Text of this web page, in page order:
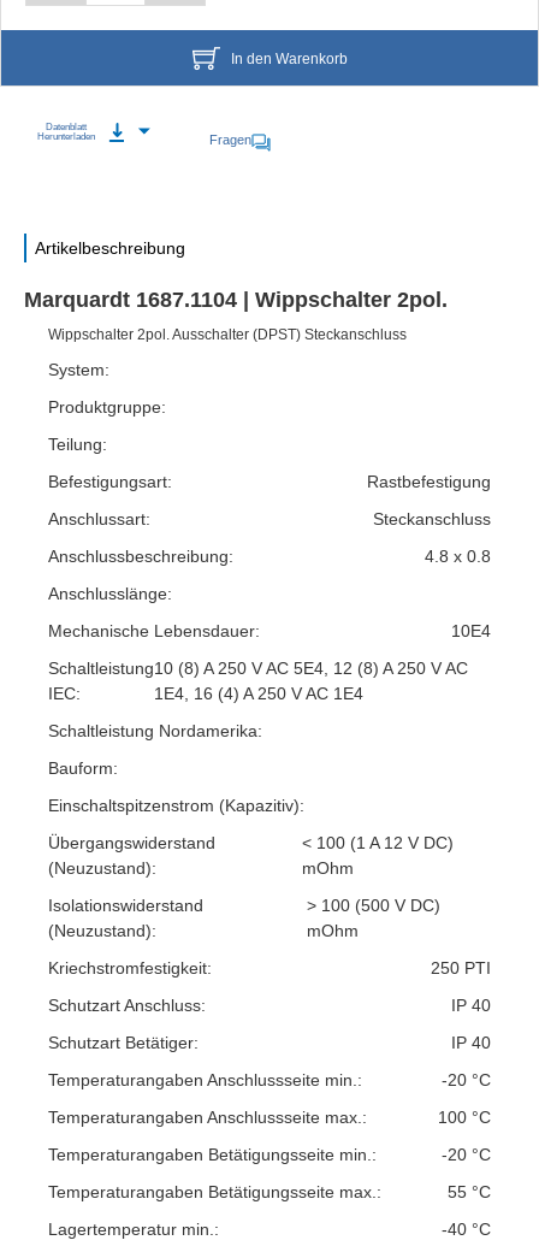
In den Warenkorb
Datenblatt
Herunterladen
Fragen
Artikelbeschreibung
Marquardt 1687.1104 | Wippschalter 2pol.
Wippschalter 2pol. Ausschalter (DPST) Steckanschluss
System:
Produktgruppe:
Teilung:
Befestigungsart:
Rastbefestigung
Anschlussart:
Steckanschluss
Anschlussbeschreibung:
4.8 x 0.8
Anschlusslänge:
Mechanische Lebensdauer:
10E4
Schaltleistung
IEC:
10 (8) A 250 V AC 5E4, 12 (8) A 250 V AC
1E4, 16 (4) A 250 V AC 1E4
Schaltleistung Nordamerika:
Bauform:
Einschaltspitzenstrom (Kapazitiv):
Übergangswiderstand
(Neuzustand):
< 100 (1 A 12 V DC)
mOhm
Isolationswiderstand
(Neuzustand):
> 100 (500 V DC)
mOhm
Kriechstromfestigkeit:
250 PTI
Schutzart Anschluss:
IP 40
Schutzart Betätiger:
IP 40
Temperaturangaben Anschlussseite min.:
-20 °C
Temperaturangaben Anschlussseite max.:
100 °C
Temperaturangaben Betätigungsseite min.:
-20 °C
Temperaturangaben Betätigungsseite max.:
55 °C
Lagertemperatur min.:
-40 °C